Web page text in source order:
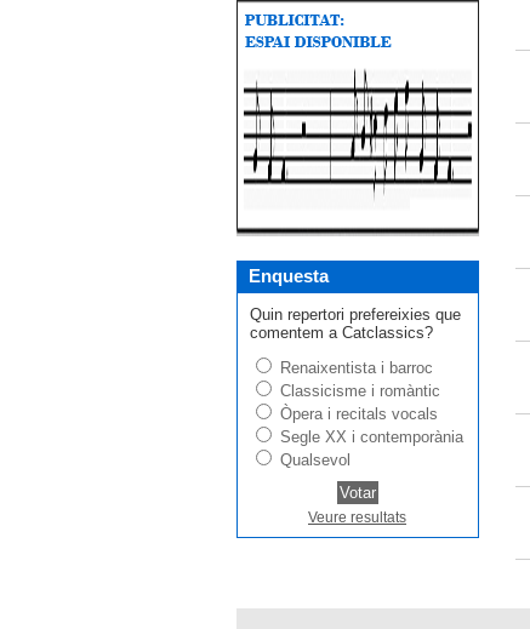
Enquesta
Quin repertori prefereixies que
comentem a Catclassics?
Renaixentista i barroc
Classicisme i romàntic
Òpera i recitals vocals
Segle XX i contemporània
Qualsevol
Veure resultats